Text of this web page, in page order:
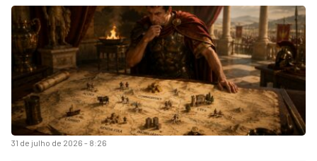
31 de julho de 2026 - 8:26